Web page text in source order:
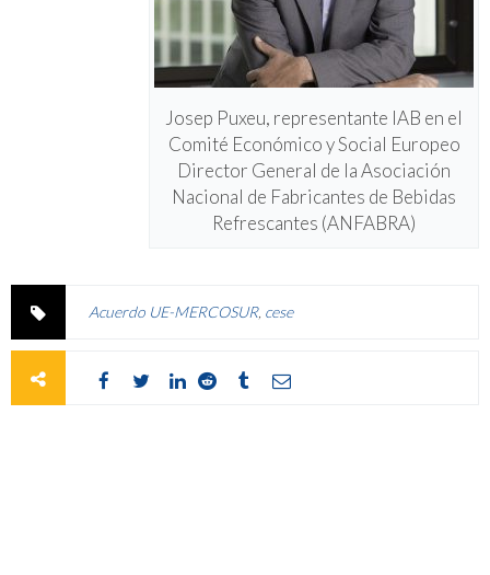
Josep Puxeu, representante IAB en el
Comité Económico y Social Europeo
Director General de la Asociación
Nacional de Fabricantes de Bebidas
Refrescantes (ANFABRA)
Acuerdo UE-MERCOSUR, cese